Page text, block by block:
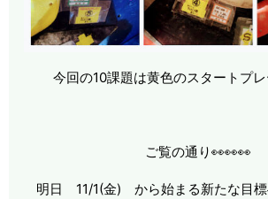
今回の10課題は黄色のスタートプ
ご覧の通り👀👀👀
明日 11/1(金) から始まる新たな目標